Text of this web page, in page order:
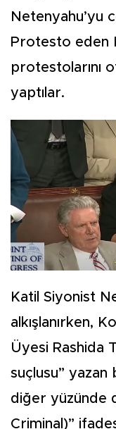
Netenyahu’yu
Protesto eden
protestolarını
yaptılar.
Katil Siyonist
alkışlanırken,
Üyesi Rashida
suçlusu”
diğer yüzünde
Criminal)”